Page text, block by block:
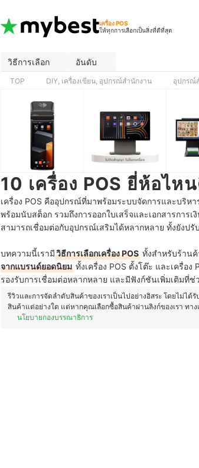
เครื่อง POS
ให้ทุกการเลือกเป็นสิ่งที่ดีที่สุด
วิธีการเลือก อันดับ
TOP DIY, เครื่องเขียน, อุปกรณ์สำนักงาน อุปกรณ์
10 เครื่อง POS ยี่ห้อไ
เครื่อง POS คืออุปกรณ์ที่มาพร้อมระบบจัดการและบริ
พร้อมนับสต็อก รวมถึงการออกใบเสร็จและเอกสารการ
สามารถเชื่อมต่อกับอุปกรณ์เสริมได้หลากหลาย ทั้งยังปรั
บทความนี้เรามีวิธีการเลือกเครื่อง POS ทั้งสำหรับร้าน
จากแบรนด์ยอดนิยม ทั้งเครื่อง POS ตั้งโต๊ะ และเครื่อ
รองรับการเชื่อมต่อหลากหลาย และมีฟังก์ชันเพิ่มเติมที่
รีวิวและการจัดลำดับสินค้าของเราเป็นไปอย่างอิสระ โดยไม่ไ
สินค้าแต่อย่างใด แต่หากคุณเลือกซื้อสินค้าผ่านลิงก์ของเรา ทา
นโยบายกองบรรณาธิการ